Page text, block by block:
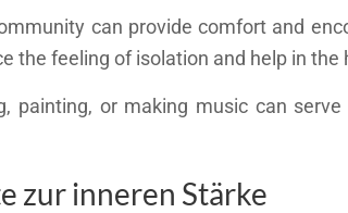
can provide comfort and
the feeling of isolation and help in the
painting, or making music can
zur inneren Stärke